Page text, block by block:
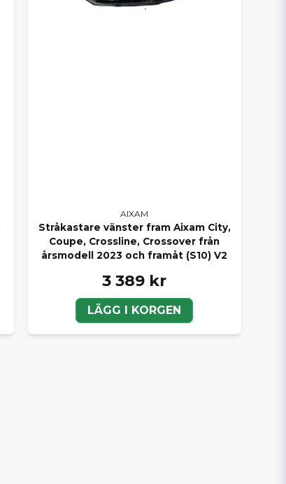
AIXAM
Stråkastare vänster fram Aixam City,
Coupe, Crossline, Crossover från
årsmodell 2023 och framåt (S10) V2
3 389 kr
LÄGG I KORGEN